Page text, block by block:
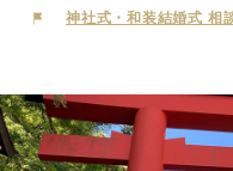
て、平塚八景に指定されて
神社式・和装結婚式 相